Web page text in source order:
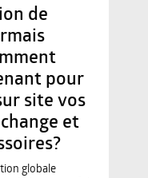
de
pour
site vos
et
globale